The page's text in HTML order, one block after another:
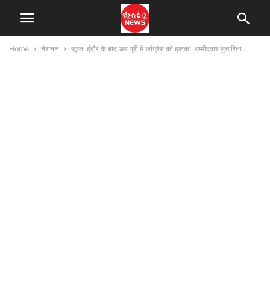
Home नेशनल सूरत, इंदौर के बाद अब पुरी में कांग्रेस को झटका, उम्मीदवार सुचारिता...